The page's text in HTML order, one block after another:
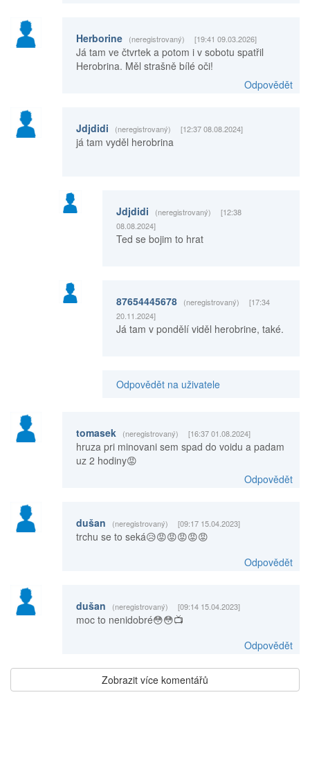
Herborine (neregistrovaný) [19:41 09.03.2026]
Já tam ve čtvrtek a potom i v sobotu spatřil
Herobrina. Měl strašně bílé oči!
Odpovědět
Jdjdidi (neregistrovaný) [12:37 08.08.2024]
já tam vyděl herobrina
Jdjdidi (neregistrovaný)
[12:38
08.08.2024]
Ted se bojim to hrat
87654445678 (neregistrovaný)
[17:34
20.11.2024]
Já tam v pondělí viděl herobrine, také.
Odpovědět na uživatele
tomasek (neregistrovaný) [16:37 01.08.2024]
hruza pri minovani sem spad do voidu a padam
uz 2 hodiny😡
Odpovědět
dušan (neregistrovaný) [09:17 15.04.2023]
trchu se to seká😥😡😡😡😡😡
Odpovědět
dušan (neregistrovaný) [09:14 15.04.2023]
moc to nenidobré😳😳📺
Odpovědět
Zobrazit více komentářů